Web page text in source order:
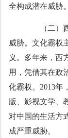
全构成潜在威胁。
（二）西
威胁。文化霸权
义。多年来，西
用，凭借其在政
化霸权。2013年
版、影视文学、
对中国的生活方
成严重威胁。